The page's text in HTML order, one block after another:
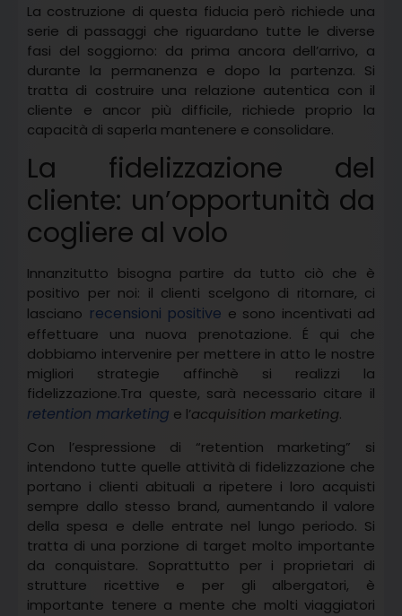
La costruzione di questa fiducia però richiede una
serie di passaggi che riguardano tutte le diverse
fasi del soggiorno: da prima ancora dell’arrivo, a
durante la permanenza e dopo la partenza. Si
tratta di costruire una relazione autentica con il
cliente e ancor più difficile, richiede proprio la
capacità di saperla mantenere e consolidare.
La fidelizzazione del
cliente: un’opportunità da
cogliere al volo
Innanzitutto bisogna partire da tutto ciò che è
positivo per noi: il clienti scelgono di ritornare, ci
lasciano recensioni positive e sono incentivati ad
effettuare una nuova prenotazione. É qui che
dobbiamo intervenire per mettere in atto le nostre
migliori strategie affinchè si realizzi la
fidelizzazione.Tra queste, sarà necessario citare il
retention marketing e l’acquisition marketing.
Con l’espressione di “retention marketing” si
intendono tutte quelle attività di fidelizzazione che
portano i clienti abituali a ripetere i loro acquisti
sempre dallo stesso brand, aumentando il valore
della spesa e delle entrate nel lungo periodo. Si
tratta di una porzione di target molto importante
da conquistare. Soprattutto per i proprietari di
strutture ricettive e per gli albergatori, è
importante tenere a mente che molti viaggiatori